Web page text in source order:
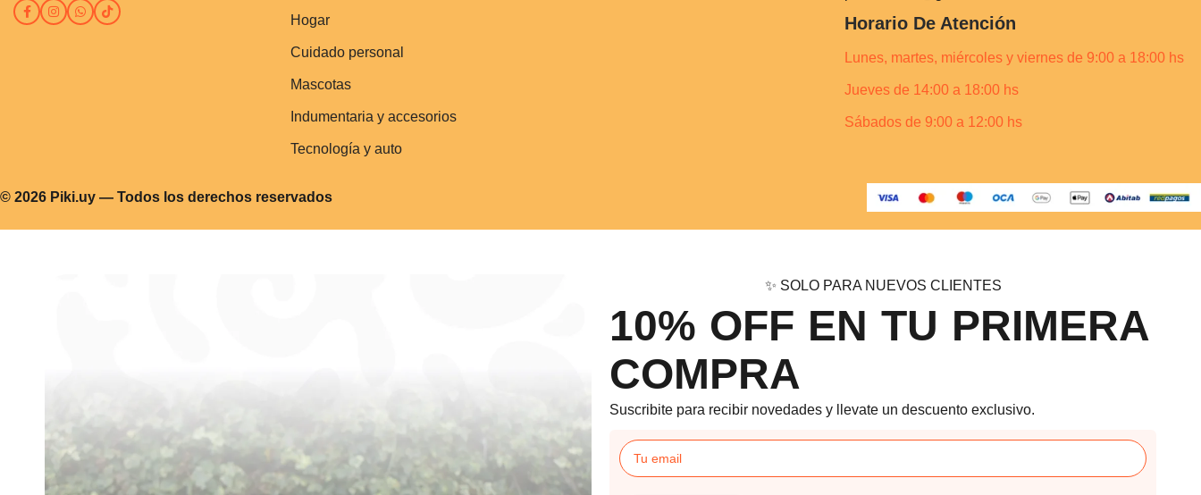
Hogar
Cuidado personal
Mascotas
Indumentaria y accesorios
Tecnología y auto
Horario De Atención
Lunes, martes, miércoles y viernes de 9:00 a 18:00 hs
Jueves de 14:00 a 18:00 hs
Sábados de 9:00 a 12:00 hs
© 2026 Piki.uy — Todos los derechos reservados
✨ SOLO PARA NUEVOS CLIENTES
10% OFF EN TU PRIMERA
COMPRA
Suscribite para recibir novedades y llevate un descuento exclusivo.